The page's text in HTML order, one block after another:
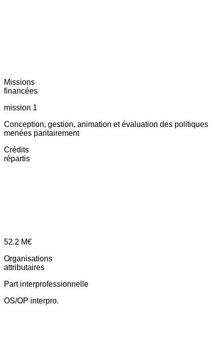
Missions
financées
mission 1
Conception, gestion, animation et évaluation des politiques
menées paritairement
Crédits
répartis
52.2 M€
Organisations
attributaires
Part interprofessionnelle
OS/OP interpro.